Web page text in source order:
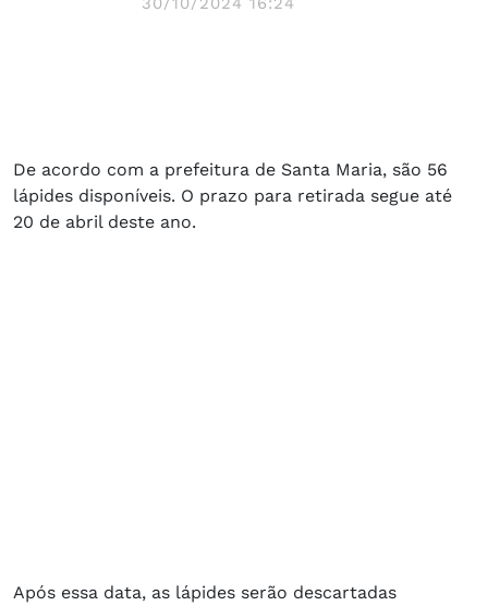
De acordo com a prefeitura de Santa Maria, são 56
lápides disponíveis. O prazo para retirada segue até
20 de abril deste ano.
Após essa data, as lápides serão descartadas